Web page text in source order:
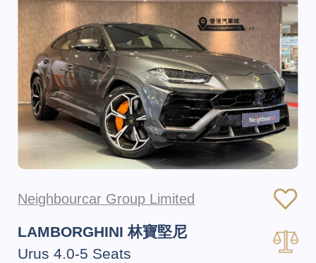
Neighbourcar Group Limited
LAMBORGHINI 林寶堅尼
Urus 4.0-5 Seats